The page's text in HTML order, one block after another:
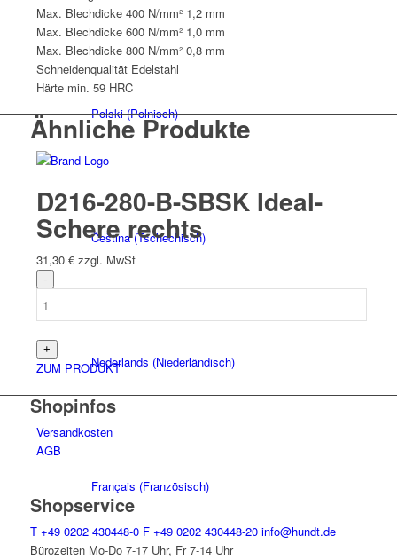
Polski(Polnisch)
Čeština(Tschechisch)
Nederlands (Niederländisch)
Français (Französisch)
Max. Blechdicke 400 N/mm² 1,2 mm
Max. Blechdicke 600 N/mm² 1,0 mm
Max. Blechdicke 800 N/mm² 0,8 mm
Schneidenqualität Edelstahl
Härte min. 59 HRC
Ähnliche Produkte
D216-280-B-SBSK Ideal-
Schere rechts
31,30 € zzgl. MwSt
ZUM PRODUKT
Shopinfos
Versandkosten
AGB
Shopservice
T +49 0202 430448-0 F +49 0202 430448-20 info@hundt.de
Bürozeiten Mo-Do 7-17 Uhr, Fr 7-14 Uhr